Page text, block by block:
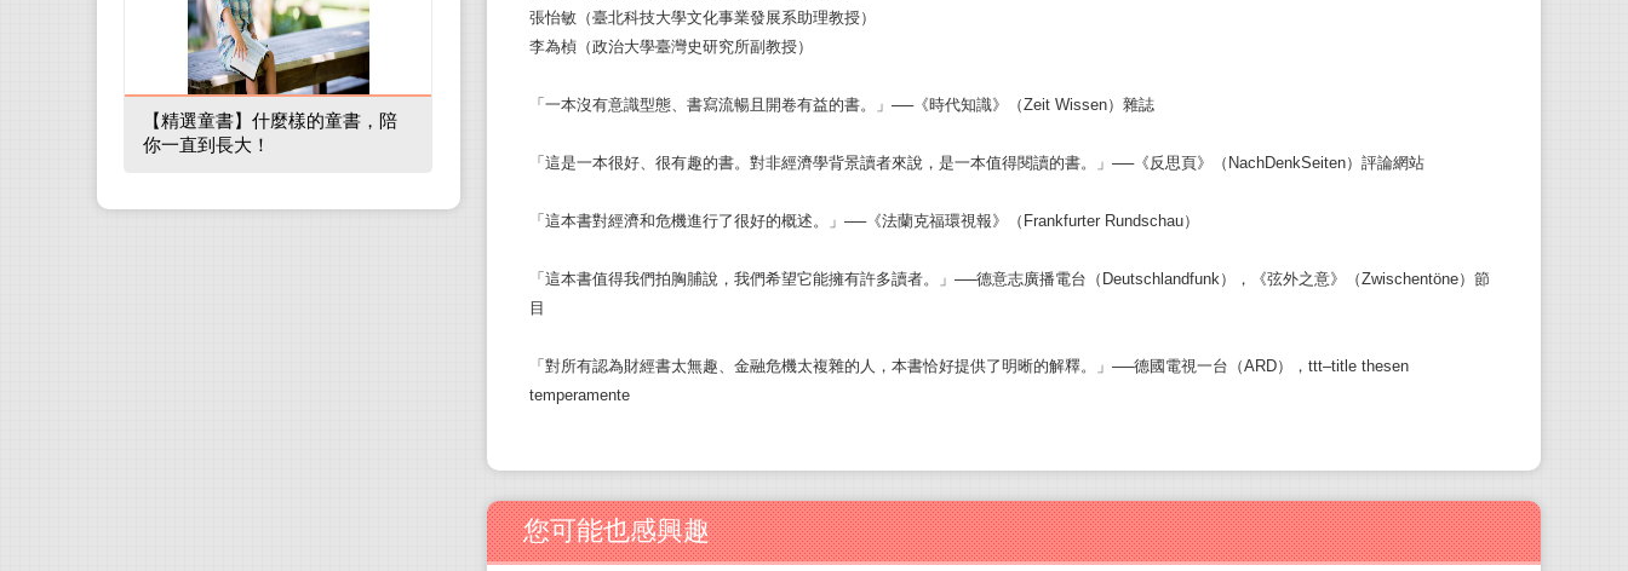
張怡敏（臺北科技大學文化事業發展系助理教授）
李為楨（政治大學臺灣史研究所副教授）
「一本沒有意識型態、書寫流暢且開卷有益的書。」──《時代知識》（Zeit Wissen）雜誌
「這是一本很好、很有趣的書。對非經濟學背景讀者來說，是一本值得閱讀的書。」──《反思頁》（NachDenkSeiten）評論網站
「這本書對經濟和危機進行了很好的概述。」──《法蘭克福環視報》（Frankfurter Rundschau）
「這本書值得我們拍胸脯說，我們希望它能擁有許多讀者。」──德意志廣播電台（Deutschlandfunk），《弦外之意》（Zwischentöne）節
目
「對所有認為財經書太無趣、金融危機太複雜的人，本書恰好提供了明晰的解釋。」──德國電視一台（ARD），ttt–title thesen
temperamente
您可能也感興趣
【精選童書】什麼樣的童書，陪
你一直到長大！